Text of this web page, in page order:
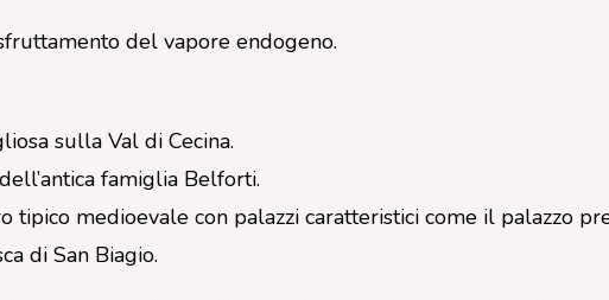
del vapore endogeno.
sulla Val di Cecina.
famiglia Belforti.
tipico medioevale con palazzi caratteristici come il palazzo
di San Biagio.